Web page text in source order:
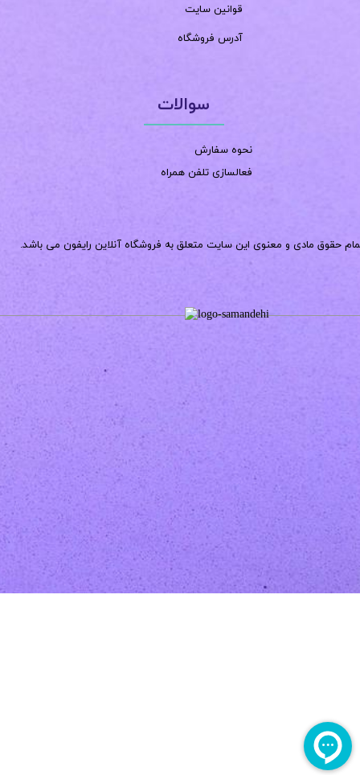
سوالات
نحوه سفارش
فعالسازی تلفن همراه
حقوق مادی و معنوی این سایت متعلق به فروشگاه آنلاین رایفون می باشد.
قوانین سایت
آدرس فروشگاه